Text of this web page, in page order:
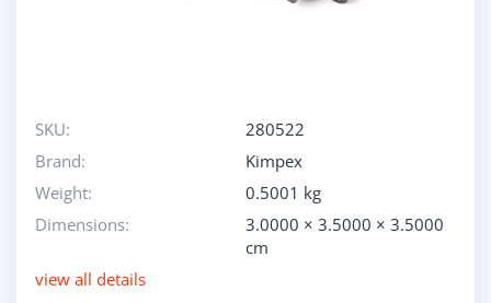
SKU:
280522
Brand:
Kimpex
Weight:
0.5001 kg
Dimensions:
3.0000 × 3.5000 × 3.5000
cm
view all details